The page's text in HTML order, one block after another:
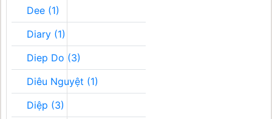
Dee (1)
Diary (1)
Diep Do (3)
Diêu Nguyệt (1)
Diệp (3)